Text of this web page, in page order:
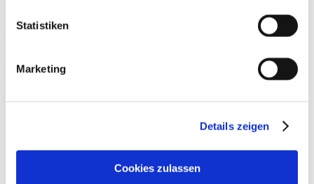
Statistiken
Marketing
Details zeigen
Cookies zulassen
continuously measure various vital parameters or biomarkers, are
currently emerging as groundbreaking innovations in sports
Weiterlesen »